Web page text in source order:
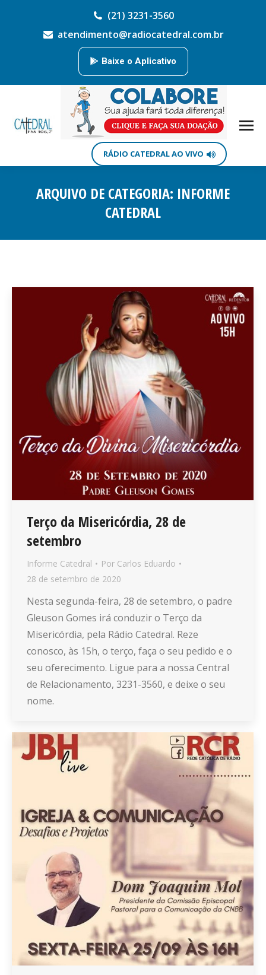
(21) 3231-3560
atendimento@radiocatedral.com.br
Baixe o Aplicativo
RÁDIO CATEDRAL AO VIVO
ARQUIVO DE CATEGORIA: INFORME
CATEDRAL
Terço da Misericórdia, 28 de
setembro
Informe Catedral Por Carlos Eduardo
28 de setembro de 2020
Nesta segunda-feira, 28 de setembro, o padre
Gleuson Gomes irá conduzir o Terço da
Misericórdia, pela Rádio Catedral. Reze
conosco, às 15h, o terço, faça o seu pedido e o
seu oferecimento. Ligue para a nossa Central
de Relacionamento, 3231-3560, e deixe o seu
nome.